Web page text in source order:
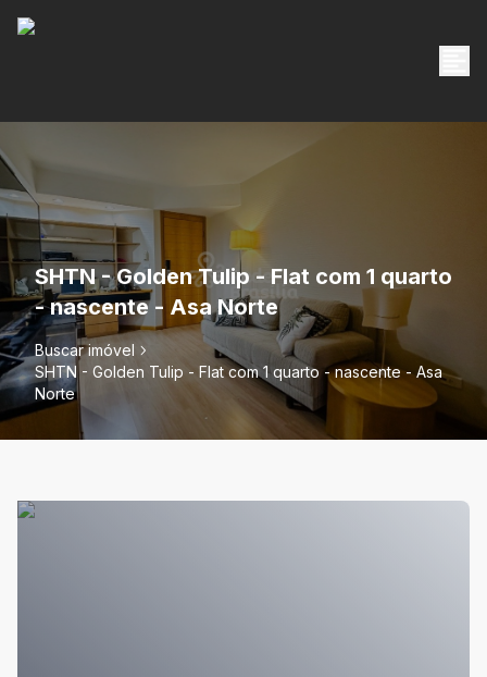
SHTN - Golden Tulip - Flat com 1 quarto
- nascente - Asa Norte
Buscar imóvel
SHTN - Golden Tulip - Flat com 1 quarto - nascente - Asa
Norte